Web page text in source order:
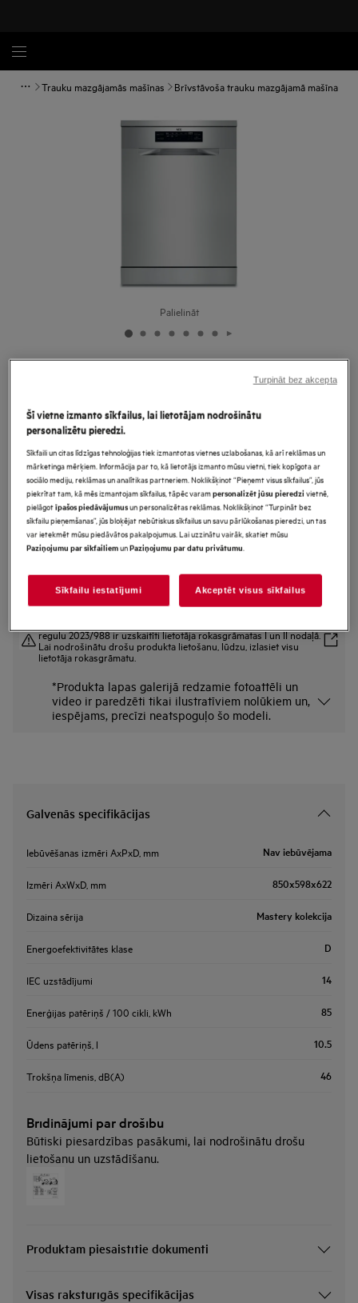
Trauku mazgājamās mašīnas Brīvstāvoša trauku mazgājamā mašīna
Palielināt
mazgājamā mašīna pilnizmēra
Ražojuma informācijas lapa
Priekšrocības
SatelliteClean® nokļūst katrā stūrī, pateicoties trīs reizes labākam ūdens
izsmidzināšanas pārklājumam.
SatelliteClean® nodrošina līdz trīs reizēm labāku izsmidzinātā ūdens
pārklājumu.
Dažādu izmēru galda piederumi. Tīrība viena cikla laikā ar MaxiFlex.
regulu 2023/988 ir uzskaitīti lietotāja rokasgrāmatas I un II nodaļā.
Lai nodrošinātu drošu produkta lietošanu, lūdzu, izlasiet visu
lietotāja rokasgrāmatu.
*Produkta lapas galerijā redzamie fotoattēli un
video ir paredzēti tikai ilustratīviem nolūkiem un,
iespējams, precīzi neatspoguļo šo modeli.
Galvenās specifikācijas
Iebūvēšanas izmēri AxPxD, mm Nav iebūvējama
Izmēri AxWxD, mm 850x598x622
Dizaina sērija Mastery kolekcija
Energoefektivitātes klase D
IEC uzstādījumi 14
Enerģijas patēriņš / 100 cikli, kWh 85
Ūdens patēriņš, l 10.5
Trokšņa līmenis, dB(A) 46
Brīdinājumi par drošību
Būtiski piesardzības pasākumi, lai nodrošinātu drošu
lietošanu un uzstādīšanu.
Produktam piesaistītie dokumenti
Visas raksturīgās specifikācijas
Šī vietne izmanto sīkfailus, lai lietotājam nodrošinātu
personalizētu pieredzi.
Sīkfaili un citas līdzīgas tehnoloģijas tiek izmantotas vietnes uzlabošanas, kā arī reklāmas un
mārketinga mērķiem. Informācija par to, kā lietotājs izmanto mūsu vietni, tiek kopīgota ar
sociālo mediju, reklāmas un analītikas partneriem. Noklikšķinot “Pieņemt visus sīkfailus”, jūs
piekrītat tam, kā mēs izmantojam sīkfailus, tāpēc varampersonalizēt jūsu pieredzivietnē,
pielāgotīpašos piedāvājumusun personalizētas reklāmas. Noklikšķinot “Turpināt bez
sīkfailu pieņemšanas”, jūs bloķējat nebūtiskus sīkfailus un savu pārlūkošanas pieredzi, un tas
var ietekmēt mūsu piedāvātos pakalpojumus. Lai uzzinātu vairāk, skatiet mūsu
Paziņojumu par sīkfailiemunPaziņojumu par datu privātumu.
Sīkfailu iestatījumi Akceptēt visus sīkfailus
Turpināt bez akcepta